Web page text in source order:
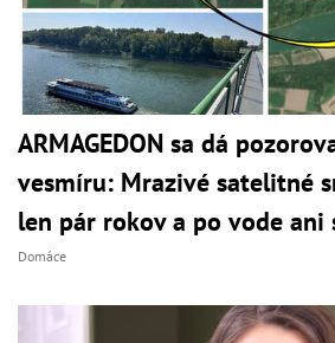
ARMAGEDON sa dá
vesmíru: Mrazivé satelitné
len pár rokov a po vode ani
Domáce